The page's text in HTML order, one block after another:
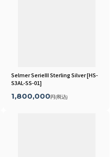
Selmer SerieIII Sterling Silver[HS-
S3AL-SS-01]
1,800,000円(税込)